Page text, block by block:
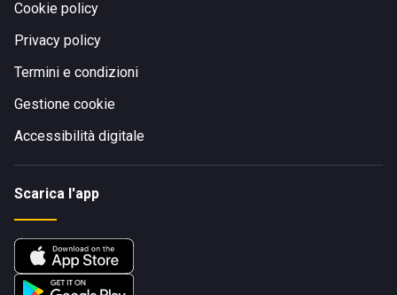
Cookie policy
Privacy policy
Termini e condizioni
Gestione cookie
Accessibilità digitale
Scarica l'app